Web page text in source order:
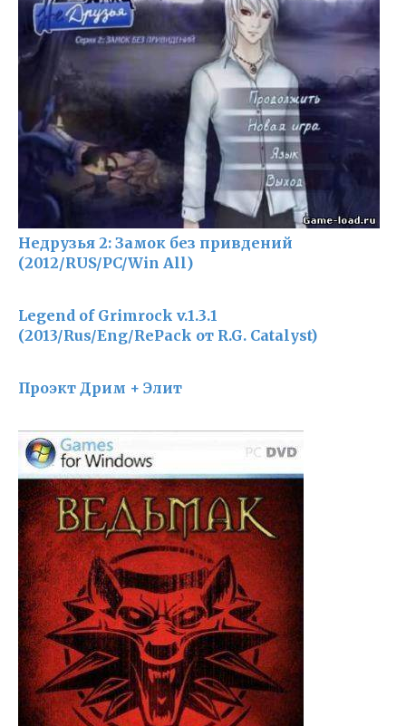
Недрузья 2: Замок без привдений
(2012/RUS/PC/Win All)
Legend of Grimrock v.1.3.1
(2013/Rus/Eng/RePack от R.G. Catalyst)
Проэкт Дрим + Элит